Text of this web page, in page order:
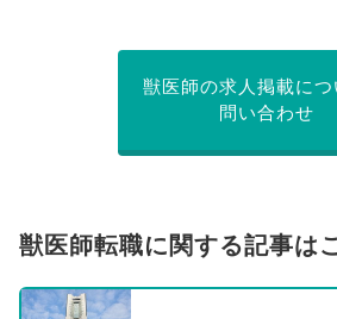
獣医師の求人掲載につ
問い合わせ
獣医師転職に関する記事は